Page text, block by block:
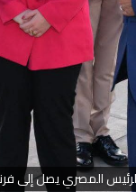
المصري يصل إلى